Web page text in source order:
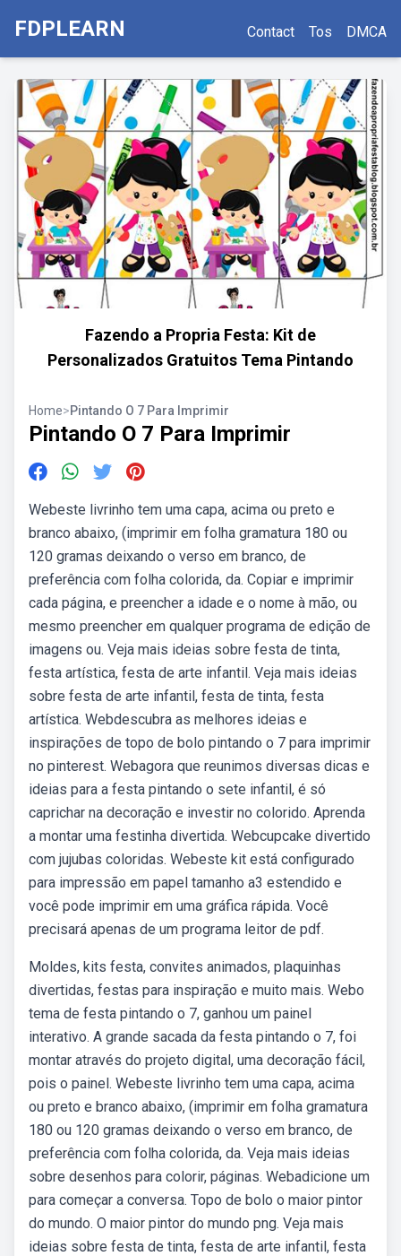
FDPLEARN Contact Tos DMCA
Fazendo a Propria Festa: Kit de
Personalizados Gratuitos Tema Pintando
Home>Pintando O 7 Para Imprimir
Pintando O 7 Para Imprimir
Webeste livrinho tem uma capa, acima ou preto e
branco abaixo, (imprimir em folha gramatura 180 ou
120 gramas deixando o verso em branco, de
preferência com folha colorida, da. Copiar e imprimir
cada página, e preencher a idade e o nome à mão, ou
mesmo preencher em qualquer programa de edição de
imagens ou. Veja mais ideias sobre festa de tinta,
festa artística, festa de arte infantil. Veja mais ideias
sobre festa de arte infantil, festa de tinta, festa
artística. Webdescubra as melhores ideias e
inspirações de topo de bolo pintando o 7 para imprimir
no pinterest. Webagora que reunimos diversas dicas e
ideias para a festa pintando o sete infantil, é só
caprichar na decoração e investir no colorido. Aprenda
a montar uma festinha divertida. Webcupcake divertido
com jujubas coloridas. Webeste kit está configurado
para impressão em papel tamanho a3 estendido e
você pode imprimir em uma gráfica rápida. Você
precisará apenas de um programa leitor de pdf.
Moldes, kits festa, convites animados, plaquinhas
divertidas, festas para inspiração e muito mais. Webo
tema de festa pintando o 7, ganhou um painel
interativo. A grande sacada da festa pintando o 7, foi
montar através do projeto digital, uma decoração fácil,
pois o painel. Webeste livrinho tem uma capa, acima
ou preto e branco abaixo, (imprimir em folha gramatura
180 ou 120 gramas deixando o verso em branco, de
preferência com folha colorida, da. Veja mais ideias
sobre desenhos para colorir, páginas. Webadicione um
para começar a conversa. Topo de bolo o maior pintor
do mundo. O maior pintor do mundo png. Veja mais
ideias sobre festa de tinta, festa de arte infantil, festa